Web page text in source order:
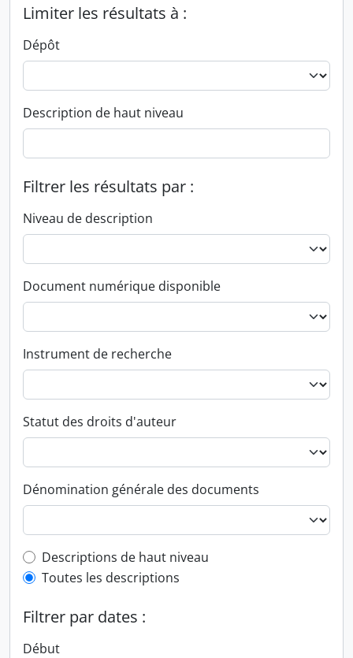
Limiter les résultats à :
Dépôt
Description de haut niveau
Filtrer les résultats par :
Niveau de description
Document numérique disponible
Instrument de recherche
Statut des droits d'auteur
Dénomination générale des documents
Top-level description filter
Descriptions de haut niveau
Toutes les descriptions
Filtrer par dates :
Début